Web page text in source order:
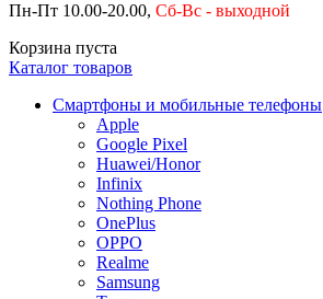
Пн-Пт 10.00-20.00, Сб-Вс - выходной
Корзина пуста
Каталог товаров
Смартфоны и мобильные телефоны
Apple
Google Pixel
Huawei/Honor
Infinix
Nothing Phone
OnePlus
OPPO
Realme
Samsung